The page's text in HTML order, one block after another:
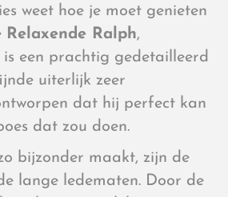
weet hoe je moet genieten
Relaxende Ralph,
een prachtig gedetailleerd
uiterlijk zeer
dat hij perfect kan
dat zou doen.
bijzonder maakt, zijn de
lange ledematen. Door de